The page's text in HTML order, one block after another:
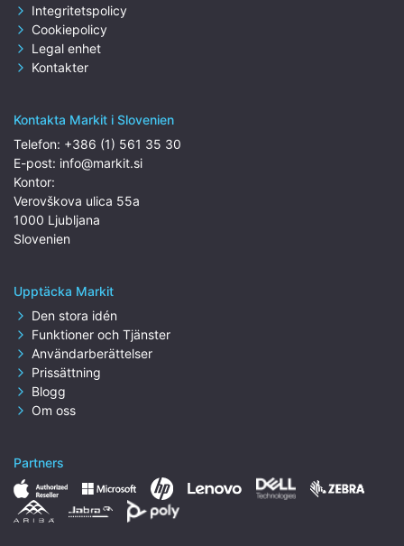
Integritetspolicy
Cookiepolicy
Legal enhet
Kontakter
Kontakta Markit i Slovenien
Telefon: +386 (1) 561 35 30
E-post: info@markit.si
Kontor:
Verovškova ulica 55a
1000 Ljubljana
Slovenien
Upptäcka Markit
Den stora idén
Funktioner och Tjänster
Användarberättelser
Prissättning
Blogg
Om oss
Partners